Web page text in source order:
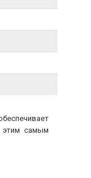
этим самым